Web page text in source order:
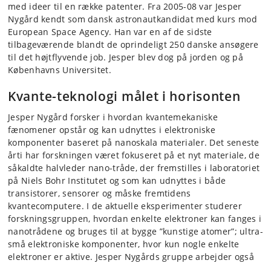
med ideer til en række patenter. Fra 2005-08 var Jesper
Nygård kendt som dansk astronautkandidat med kurs mod
European Space Agency. Han var en af de sidste
tilbageværende blandt de oprindeligt 250 danske ansøgere
til det højtflyvende job. Jesper blev dog på jorden og på
Københavns Universitet.
Kvante-teknologi målet i horisonten
Jesper Nygård forsker i hvordan kvantemekaniske
fænomener opstår og kan udnyttes i elektroniske
komponenter baseret på nanoskala materialer. Det seneste
årti har forskningen været fokuseret på et nyt materiale, de
såkaldte halvleder nano-tråde, der fremstilles i laboratoriet
på Niels Bohr Institutet og som kan udnyttes i både
transistorer, sensorer og måske fremtidens
kvantecomputere. I de aktuelle eksperimenter studerer
forskningsgruppen, hvordan enkelte elektroner kan fanges i
nanotrådene og bruges til at bygge ”kunstige atomer”; ultra-
små elektroniske komponenter, hvor kun nogle enkelte
elektroner er aktive. Jesper Nygårds gruppe arbejder også